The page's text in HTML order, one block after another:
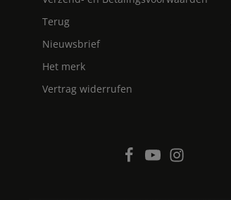
Terug
Nieuwsbrief
Het merk
Vertrag widerrufen